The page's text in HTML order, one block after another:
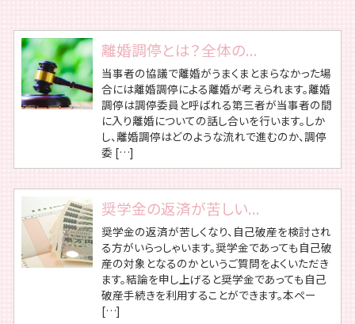
離婚調停とは？全体の...
当事者の協議で離婚がうまくまとまらなかった場
合には離婚調停による離婚が考えられます。離婚
調停は調停委員と呼ばれる第三者が当事者の間
に入り離婚についての話し合いを行います。しか
し、離婚調停はどのような流れで進むのか、調停
委 […]
奨学金の返済が苦しい...
奨学金の返済が苦しくなり、自己破産を検討され
る方がいらっしゃいます。奨学金であっても自己破
産の対象となるのかというご質問をよくいただき
ます。結論を申し上げると奨学金であっても自己
破産手続きを利用することができます。本ペー
[…]